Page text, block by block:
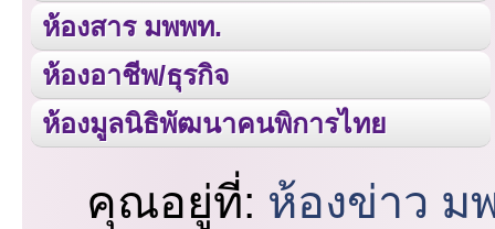
ห้องสาร มพพท.
ห้องอาชีพ/ธุรกิจ
ห้องมูลนิธิพัฒนาคนพิการไทย
คุณอยู่ที่: ห้องข่าว